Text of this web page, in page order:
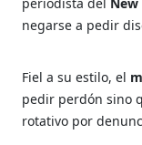
negarse a pedir
Fiel a su estilo, el
pedir perdón sino
rotativo por